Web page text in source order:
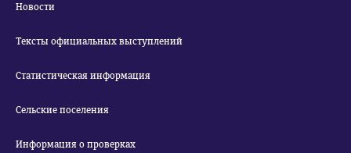
Новости
Тексты официальных выступлений
Статистическая информация
Сельские поселения
Информация о проверках